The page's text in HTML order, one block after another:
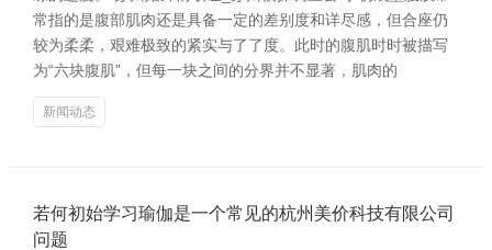
常指的是腹部肌肉还是具备一定的差别度和详尽感，但合座仍
较为柔柔，艰难极致的紧实与了了度。此时的腹肌时时被描写
为“六块腹肌”，但每一块之间的分界并不显著，肌肉的
新闻动态
若何初始学习瑜伽是一个常见的杭州美价科技有限公司
问题